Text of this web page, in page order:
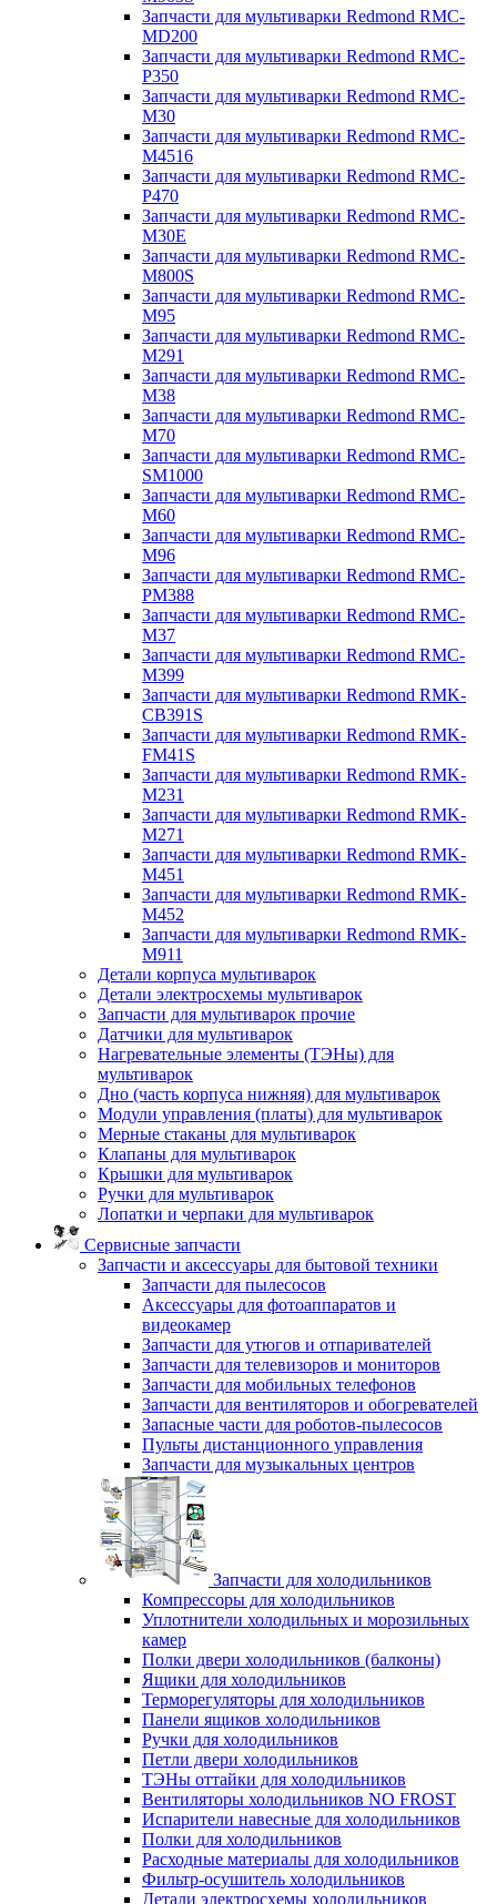
Запчасти для мультиварки Redmond RMC-
MD200
Запчасти для мультиварки Redmond RMC-
P350
Запчасти для мультиварки Redmond RMC-
M30
Запчасти для мультиварки Redmond RMC-
M4516
Запчасти для мультиварки Redmond RMC-
P470
Запчасти для мультиварки Redmond RMC-
M30E
Запчасти для мультиварки Redmond RMC-
M800S
Запчасти для мультиварки Redmond RMC-
M95
Запчасти для мультиварки Redmond RMC-
M291
Запчасти для мультиварки Redmond RMC-
M38
Запчасти для мультиварки Redmond RMC-
M70
Запчасти для мультиварки Redmond RMC-
SM1000
Запчасти для мультиварки Redmond RMC-
M60
Запчасти для мультиварки Redmond RMC-
M96
Запчасти для мультиварки Redmond RMC-
PM388
Запчасти для мультиварки Redmond RMC-
M37
Запчасти для мультиварки Redmond RMC-
M399
Запчасти для мультиварки Redmond RMK-
CB391S
Запчасти для мультиварки Redmond RMK-
FM41S
Запчасти для мультиварки Redmond RMK-
M231
Запчасти для мультиварки Redmond RMK-
M271
Запчасти для мультиварки Redmond RMK-
M451
Запчасти для мультиварки Redmond RMK-
M452
Запчасти для мультиварки Redmond RMK-
M911
Детали корпуса мультиварок
Детали электросхемы мультиварок
Запчасти для мультиварок прочие
Датчики для мультиварок
Нагревательные элементы (ТЭНы) для
мультиварок
Дно (часть корпуса нижняя) для мультиварок
Модули управления (платы) для мультиварок
Мерные стаканы для мультиварок
Клапаны для мультиварок
Крышки для мультиварок
Ручки для мультиварок
Лопатки и черпаки для мультиварок
Сервисные запчасти
Запчасти и аксессуары для бытовой техники
Запчасти для пылесосов
Аксессуары для фотоаппаратов и
видеокамер
Запчасти для утюгов и отпаривателей
Запчасти для телевизоров и мониторов
Запчасти для мобильных телефонов
Запчасти для вентиляторов и обогревателей
Запасные части для роботов-пылесосов
Пульты дистанционного управления
Запчасти для музыкальных центров
Запчасти для холодильников
Компрессоры для холодильников
Уплотнители холодильных и морозильных
камер
Полки двери холодильников (балконы)
Ящики для холодильников
Терморегуляторы для холодильников
Панели ящиков холодильников
Ручки для холодильников
Петли двери холодильников
ТЭНы оттайки для холодильников
Вентиляторы холодильников NO FROST
Испарители навесные для холодильников
Полки для холодильников
Расходные материалы для холодильников
Фильтр-осушитель холодильников
Детали электросхемы холодильников